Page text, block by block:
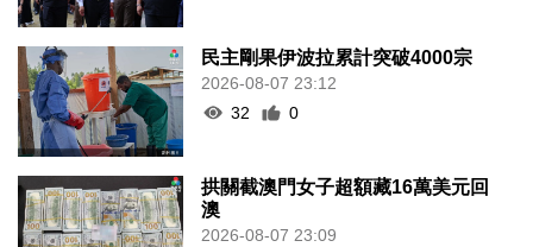
民主剛果伊波拉累計突破4000宗
2026-08-07 23:12
32
0
拱關截澳門女子超額藏16萬美元回
澳
2026-08-07 23:09